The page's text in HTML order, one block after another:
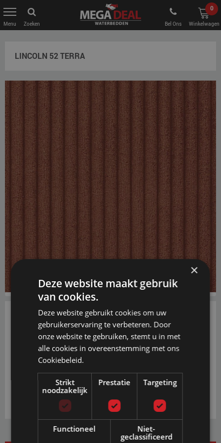
Zoeken Bel Ons
0
Winkelwagen
LINCOLN 52 TERRA
€ 0,50
PRIJS INCL. BTW EN GRATIS VERZENDING
VANAF € 20,-
×
Deze website maakt gebruik
van cookies.
Deze website gebruikt cookies om uw
gebruikerservaring te verbeteren. Door
onze website te gebruiken, stemt u in met
alle cookies in overeenstemming met ons
Cookiebeleid.
Strikt
noodzakelijk
Prestatie Targeting
Functioneel
Niet-
geclassificeerd